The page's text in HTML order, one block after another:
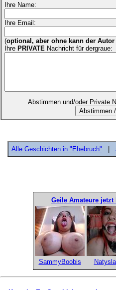
Ihre Name:
Ihre Email:
(optional, aber ohne kann der
Ihre PRIVATE Nachricht für dergraue:
Abstimmen und/oder Private
Alle Geschichten in "Ehebruch"
Geile Amateure
SammyBoobis